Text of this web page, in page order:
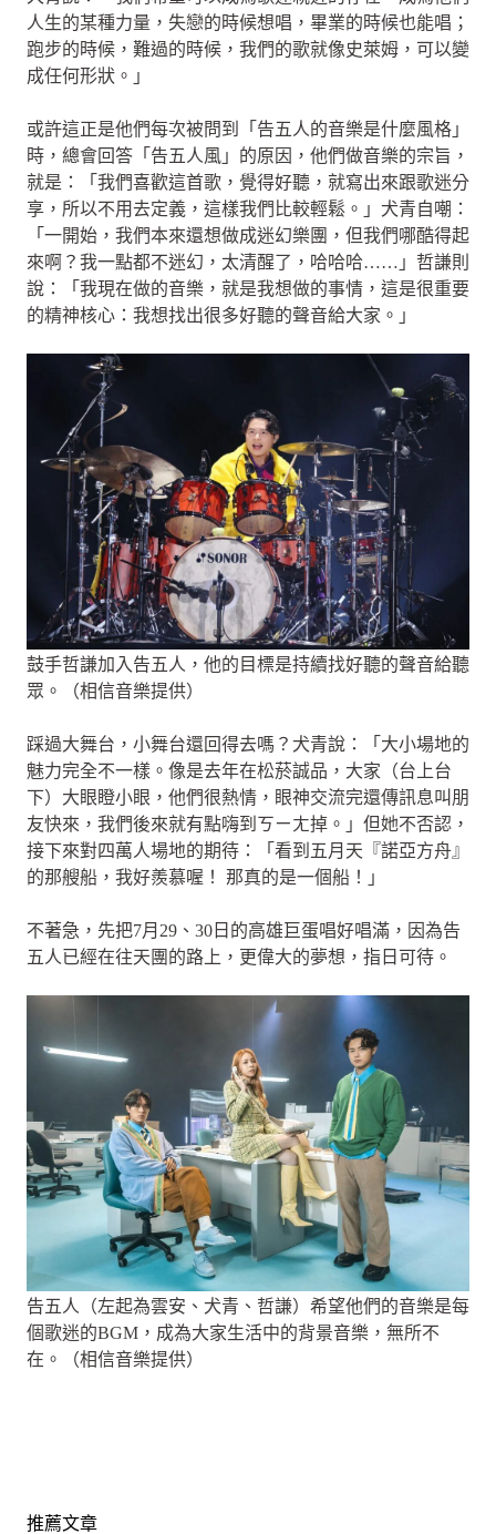
人生的某種力量，失戀的時候想唱，畢業的時候也能唱；
跑步的時候，難過的時候，我們的歌就像史萊姆，可以變
成任何形狀。」
或許這正是他們每次被問到「告五人的音樂是什麼風格」
時，總會回答「告五人風」的原因，他們做音樂的宗旨，
就是：「我們喜歡這首歌，覺得好聽，就寫出來跟歌迷分
享，所以不用去定義，這樣我們比較輕鬆。」犬青自嘲：
「一開始，我們本來還想做成迷幻樂團，但我們哪酷得起
來啊？我一點都不迷幻，太清醒了，哈哈哈……」哲謙則
說：「我現在做的音樂，就是我想做的事情，這是很重要
的精神核心：我想找出很多好聽的聲音給大家。」
鼓手哲謙加入告五人，他的目標是持續找好聽的聲音給聽
眾。（相信音樂提供）
踩過大舞台，小舞台還回得去嗎？犬青說：「大小場地的
魅力完全不一樣。像是去年在松菸誠品，大家（台上台
下）大眼瞪小眼，他們很熱情，眼神交流完還傳訊息叫朋
友快來，我們後來就有點嗨到ㄎㄧㄤ掉。」但她不否認，
接下來對四萬人場地的期待：「看到五月天『諾亞方舟』
的那艘船，我好羨慕喔！ 那真的是一個船！」
不著急，先把7月29、30日的高雄巨蛋唱好唱滿，因為告
五人已經在往天團的路上，更偉大的夢想，指日可待。
告五人（左起為雲安、犬青、哲謙）希望他們的音樂是每
個歌迷的BGM，成為大家生活中的背景音樂，無所不
在。（相信音樂提供）
推薦文章